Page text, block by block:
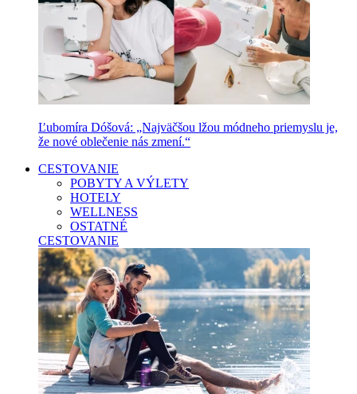
Ľubomíra Dóšová: „Najväčšou lžou módneho priemyslu je,
že nové oblečenie nás zmení.“
CESTOVANIE
POBYTY A VÝLETY
HOTELY
WELLNESS
OSTATNÉ
CESTOVANIE